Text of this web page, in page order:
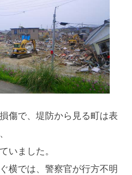
傷で、堤防から見る町は表
いました。
横では、警察官が行方不明